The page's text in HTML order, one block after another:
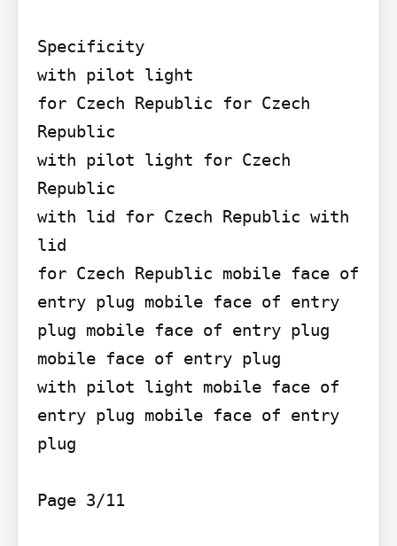
Specificity
with pilot light
for Czech Republic for Czech
Republic
with pilot light for Czech
Republic
with lid for Czech Republic with
lid
for Czech Republic mobile face of
entry plug mobile face of entry
plug mobile face of entry plug
mobile face of entry plug
with pilot light mobile face of
entry plug mobile face of entry
plug
Page 3/11